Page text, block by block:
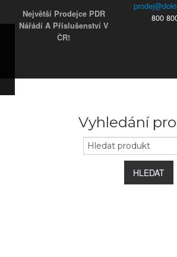
Největší Prodejce PDR
Nářádí A Příslušenství V
ČR!
800
Vyhledání
HLEDAT